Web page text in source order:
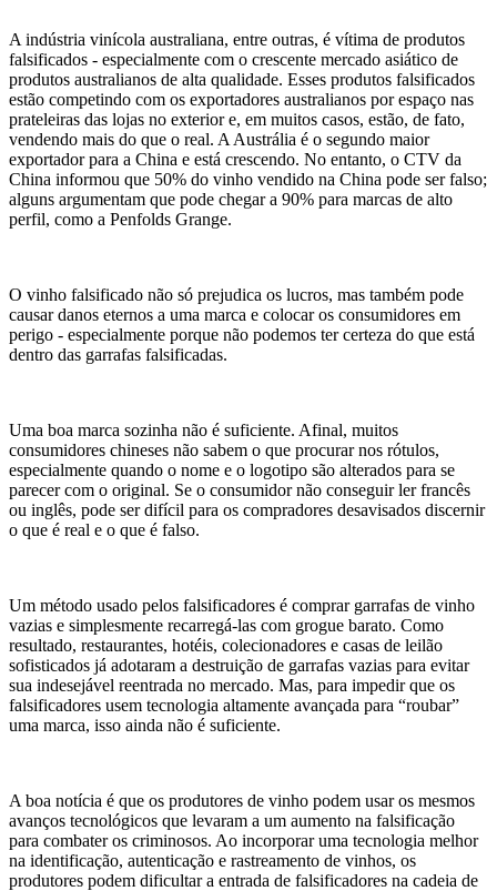
A indústria vinícola australiana, entre outras, é vítima de produtos
falsificados - especialmente com o crescente mercado asiático de
produtos australianos de alta qualidade. Esses produtos falsificados
estão competindo com os exportadores australianos por espaço nas
prateleiras das lojas no exterior e, em muitos casos, estão, de fato,
vendendo mais do que o real. A Austrália é o segundo maior
exportador para a China e está crescendo. No entanto, o CTV da
China informou que 50% do vinho vendido na China pode ser falso;
alguns argumentam que pode chegar a 90% para marcas de alto
perfil, como a Penfolds Grange.
O vinho falsificado não só prejudica os lucros, mas também pode
causar danos eternos a uma marca e colocar os consumidores em
perigo - especialmente porque não podemos ter certeza do que está
dentro das garrafas falsificadas.
Uma boa marca sozinha não é suficiente. Afinal, muitos
consumidores chineses não sabem o que procurar nos rótulos,
especialmente quando o nome e o logotipo são alterados para se
parecer com o original. Se o consumidor não conseguir ler francês
ou inglês, pode ser difícil para os compradores desavisados ​​discernir
o que é real e o que é falso.
Um método usado pelos falsificadores é comprar garrafas de vinho
vazias e simplesmente recarregá-las com grogue barato. Como
resultado, restaurantes, hotéis, colecionadores e casas de leilão
sofisticados já adotaram a destruição de garrafas vazias para evitar
sua indesejável reentrada no mercado. Mas, para impedir que os
falsificadores usem tecnologia altamente avançada para “roubar”
uma marca, isso ainda não é suficiente.
A boa notícia é que os produtores de vinho podem usar os mesmos
avanços tecnológicos que levaram a um aumento na falsificação
para combater os criminosos. Ao incorporar uma tecnologia melhor
na identificação, autenticação e rastreamento de vinhos, os
produtores podem dificultar a entrada de falsificadores na cadeia de